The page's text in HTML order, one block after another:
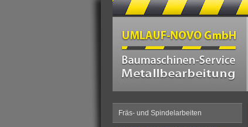
Fräs- und Spindelarbeiten